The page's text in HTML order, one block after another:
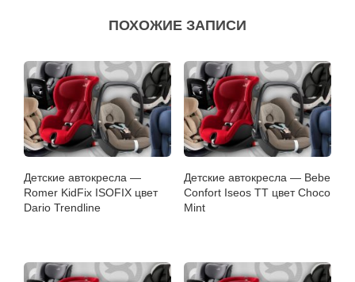
ПОХОЖИЕ ЗАПИСИ
Детские автокресла —
Romer KidFix ISOFIX цвет
Dario Trendline
Детские автокресла — Bebe
Confort Iseos TT цвет Choco
Mint